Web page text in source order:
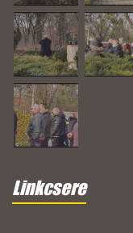
Linkcsere